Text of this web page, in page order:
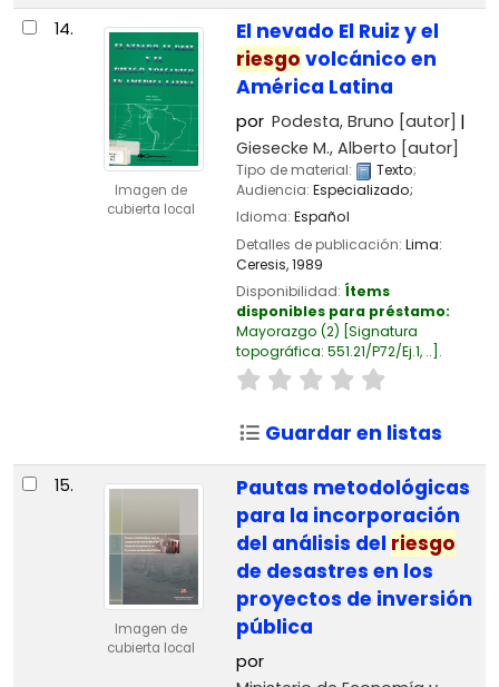
14.
Imagen de
cubierta local
El nevado El Ruiz y el
riesgo volcánico en
América Latina
por Podesta, Bruno [autor]
Giesecke M., Alberto [autor]
Tipo de material: Texto;
Audiencia: Especializado;
Idioma: Español
Detalles de publicación: Lima:
Ceresis,1989
Disponibilidad: Ítems
disponibles para préstamo:
Mayorazgo (2) Signatura
topográfica: 551.21/P72/Ej.1, .. .
Guardar en listas
15.
Imagen de
cubierta local
Pautas metodológicas
para la incorporación
del análisis del riesgo
de desastres en los
proyectos de inversión
pública
por